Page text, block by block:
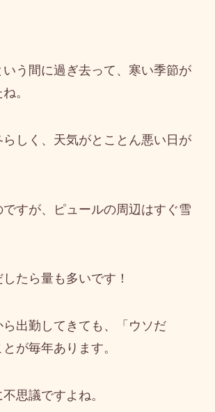
う間に過ぎ去って、寒い季節が
。
しく、天気がとことん悪い日が
すが、ピュールの周辺はすぐ雪
たら量も多いです！
ら出勤してきても、「ウソだ
が毎年あります。
思議ですよね。